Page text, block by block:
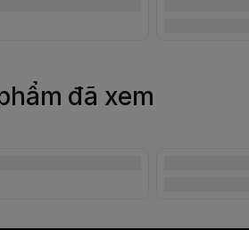
đã xem